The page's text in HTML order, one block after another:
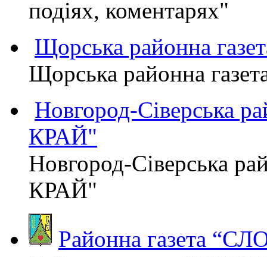
подіях, коментарях"
Щорська районна
Щорська районна
Новгород-Сіверська
КРАЙ"
Новгород-Сіверська
КРАЙ"
Районна газета